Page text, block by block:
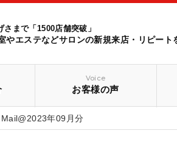
さまで「1500店舗突破」
やエステなどサロンの新規来店・リピート
Voice
お客様の声
年09月分